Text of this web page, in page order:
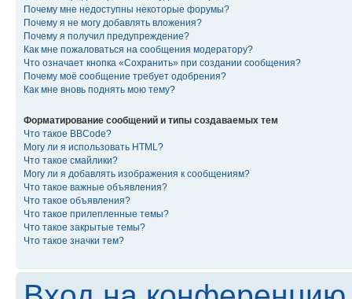
Почему мне недоступны некоторые форумы?
Почему я не могу добавлять вложения?
Почему я получил предупреждение?
Как мне пожаловаться на сообщения модератору?
Что означает кнопка «Сохранить» при создании сообщения?
Почему моё сообщение требует одобрения?
Как мне вновь поднять мою тему?
Форматирование сообщений и типы создаваемых тем
Что такое BBCode?
Могу ли я использовать HTML?
Что такое смайлики?
Могу ли я добавлять изображения к сообщениям?
Что такое важные объявления?
Что такое объявления?
Что такое прилепленные темы?
Что такое закрытые темы?
Что такое значки тем?